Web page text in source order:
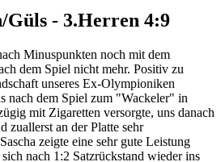
- 3.Herren 4:9
Minuspunkten noch mit dem
dem Spiel nicht mehr. Positiv zu
unseres Ex-Olympioniken
nach dem Spiel zum "Wackeler" in
mit Zigaretten versorgte, uns danach
zuallerst an der Platte sehr
zeigte eine sehr gute Leistung
nach 1:2 Satzrückstand wieder ins